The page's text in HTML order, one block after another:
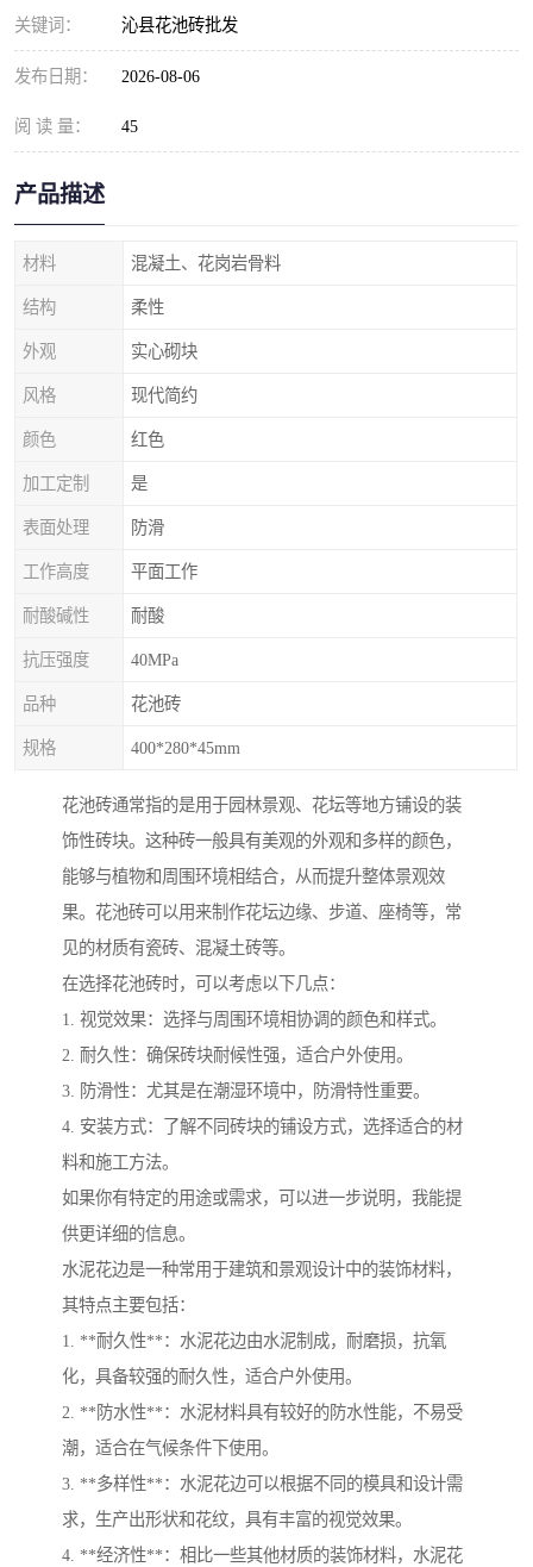
关键词： 沁县花池砖批发
发布日期： 2026-08-06
阅 读 量： 45
产品描述
材料 混凝土、花岗岩骨料
结构 柔性
外观 实心砌块
风格 现代简约
颜色 红色
加工定制 是
表面处理 防滑
工作高度 平面工作
耐酸碱性 耐酸
抗压强度 40MPa
品种 花池砖
规格 400*280*45mm
花池砖通常指的是用于园林景观、花坛等地方铺设的装
饰性砖块。这种砖一般具有美观的外观和多样的颜色，
能够与植物和周围环境相结合，从而提升整体景观效
果。花池砖可以用来制作花坛边缘、步道、座椅等，常
见的材质有瓷砖、混凝土砖等。
在选择花池砖时，可以考虑以下几点：
1. 视觉效果：选择与周围环境相协调的颜色和样式。
2. 耐久性：确保砖块耐候性强，适合户外使用。
3. 防滑性：尤其是在潮湿环境中，防滑特性重要。
4. 安装方式：了解不同砖块的铺设方式，选择适合的材
料和施工方法。
如果你有特定的用途或需求，可以进一步说明，我能提
供更详细的信息。
水泥花边是一种常用于建筑和景观设计中的装饰材料，
其特点主要包括：
1. **耐久性**：水泥花边由水泥制成，耐磨损，抗氧
化，具备较强的耐久性，适合户外使用。
2. **防水性**：水泥材料具有较好的防水性能，不易受
潮，适合在气候条件下使用。
3. **多样性**：水泥花边可以根据不同的模具和设计需
求，生产出形状和花纹，具有丰富的视觉效果。
4. **经济性**：相比一些其他材质的装饰材料，水泥花